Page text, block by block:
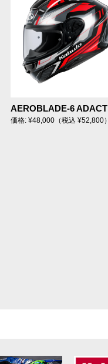
AEROBLADE-6 ADACT
価格: ¥48,000（税込 ¥52,800）